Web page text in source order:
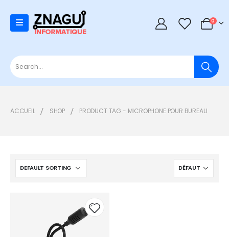
0 0
ACCUEIL SHOP PRODUCT TAG - MICROPHONE POUR BUREAU